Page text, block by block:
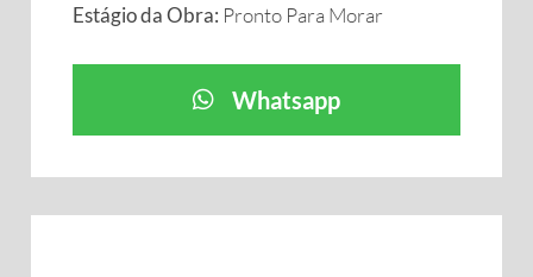
Estágio da Obra: Pronto Para Morar
Whatsapp